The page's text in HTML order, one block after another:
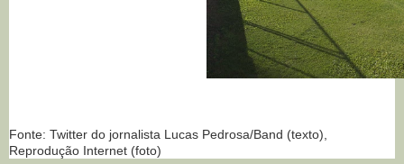
Fonte: Twitter do jornalista Lucas Pedrosa/Band (texto),
Reprodução Internet (foto)